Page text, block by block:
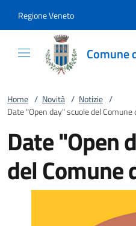
Regione Veneto
Comune
Home / Novità / Notizie /
Date "Open day" scuole del Comune
Date "Open
del Comune